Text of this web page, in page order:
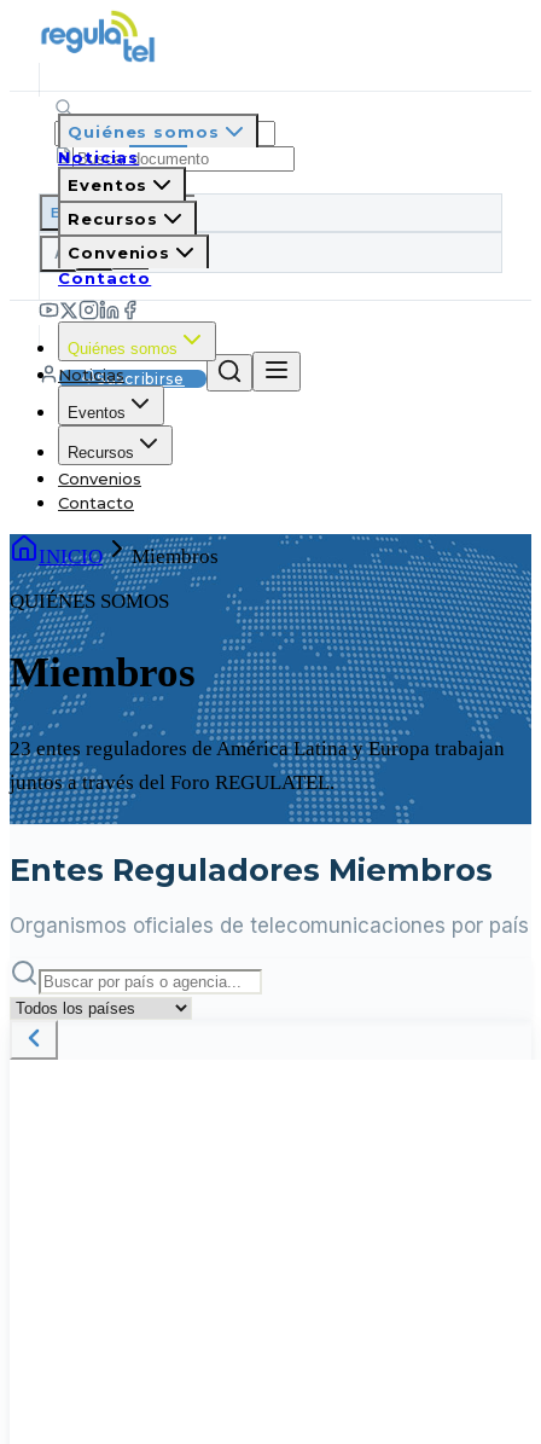
ES IT
A A A
Suscribirse
Quiénes somos
Noticias
Eventos
Recursos
Convenios
Contacto
Quiénes somos
Noticias
Eventos
Recursos
Convenios
Contacto
INICIO
Miembros
QUIÉNES SOMOS
Miembros
23 entes reguladores de América Latina y Europa trabajan
juntos a través del Foro REGULATEL.
Entes Reguladores Miembros
Organismos oficiales de telecomunicaciones por país